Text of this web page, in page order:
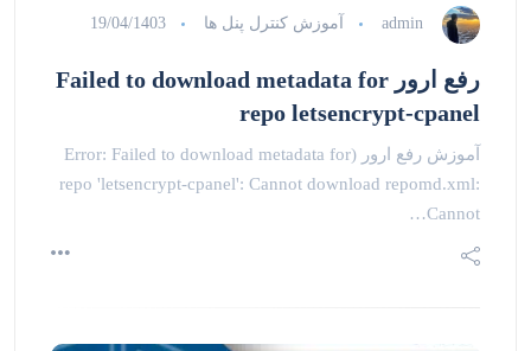
admin آموزش کنترل پنل ها 19/04/1403
رفع ارور Failed to download metadata for
repo letsencrypt-cpanel
آموزش رفع ارور (Error: Failed to download metadata for
repo 'letsencrypt-cpanel': Cannot download repomd.xml:
Cannot…